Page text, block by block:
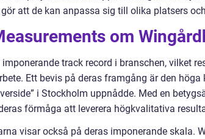
att de kan anpassa sig till olika platsers
om
track record i branschen, vilket
Ett bevis på deras framgång är den
i Stockholm uppnådde. Med en
förmåga att leverera högkvalitativa
visar också på deras imponerande skala.